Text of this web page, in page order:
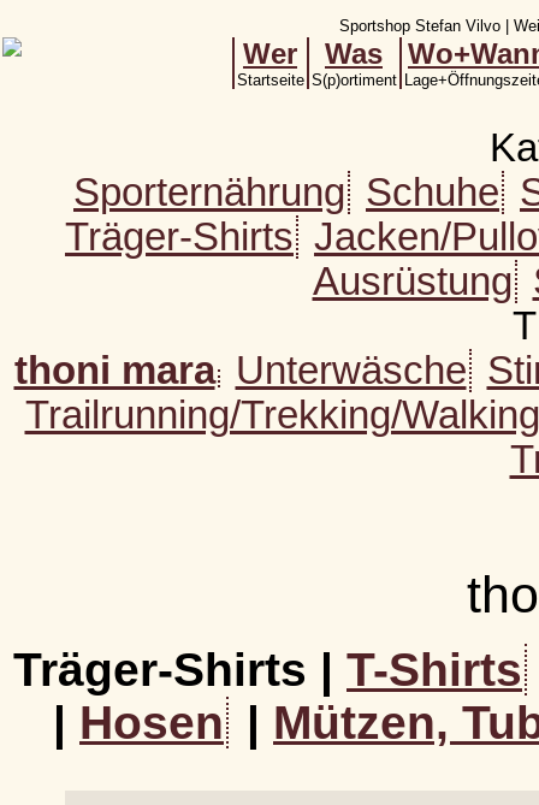
Sportshop Stefan Vilvo |
Wer
Startseite
Was
S(p)ortiment
Sporternährung Schuhe
Träger-Shirts Jacken/
Ausrüstung
thoni mara Unterwäsche
Trailrunning/Trekking/
Träger-Shirts | T-Shirts
| Hosen | Mützen,